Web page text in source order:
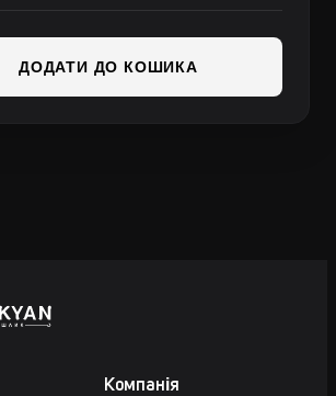
ДОДАТИ ДО КОШИКА
Компанія